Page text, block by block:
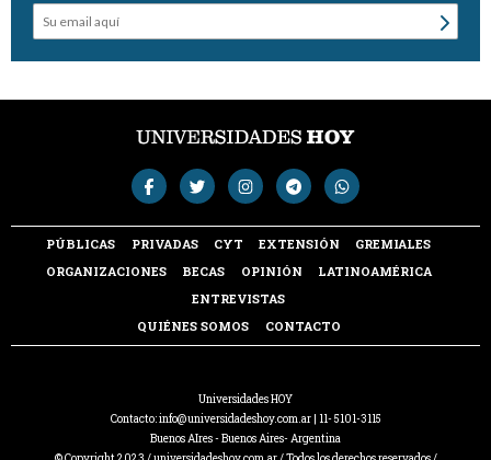
PÚBLICAS PRIVADAS CYT EXTENSIÓN
GREMIALES
ORGANIZACIONES
BECAS OPINIÓN
LATINOAMÉRICA
ENTREVISTAS
QUIÉNES SOMOS
CONTACTO
Universidades HOY
Contacto:info@universidadeshoy.com.ar| 11- 5101-3115
Buenos AIres - Buenos Aires- Argentina